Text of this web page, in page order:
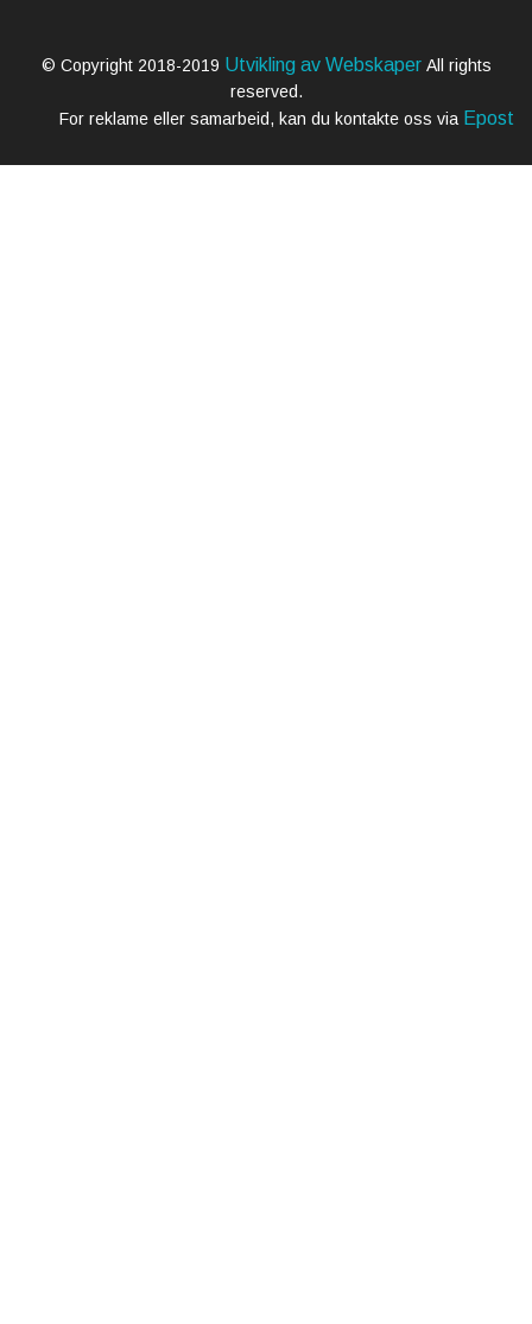
© Copyright 2018-2019 Utvikling av Webskaper All rights
reserved.
For reklame eller samarbeid, kan du kontakte oss via Epost